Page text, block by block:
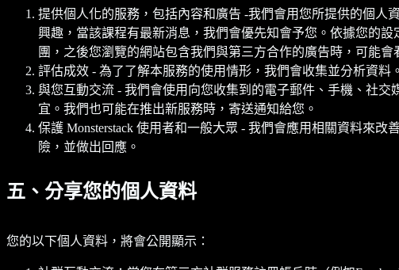
提供個人化的服務，包括內容和廣告 -我們會用您所提供的個人
興趣，當該課程有最新消息，我們會優先知會予您。依據您的
團，之後您瀏覽的網站包含我們與第三方合作的廣告時，可能會
評估成效 - 為了了解本服務的使用情形，我們會收集並分析資
與您互動交流 - 我們會使用向您收集到的電子郵件、手機、社
宜。我們也可能在推出新服務時，寄送通知給您。
保護 Monsterstack 使用者和一般大眾 - 我們會應用相關資料來改
險，並做出回應。
五、分享您的個人資料
您的以下個人資料，將會公開顯示：